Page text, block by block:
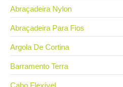
Abraçadeira Nylon
Abraçadeira Para Fios
Argola De Cortina
Barramento Terra
Cabo Flexível